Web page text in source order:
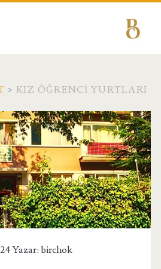
> KIZ ÖĞRENCI YURTLARI
Yazar: birchok